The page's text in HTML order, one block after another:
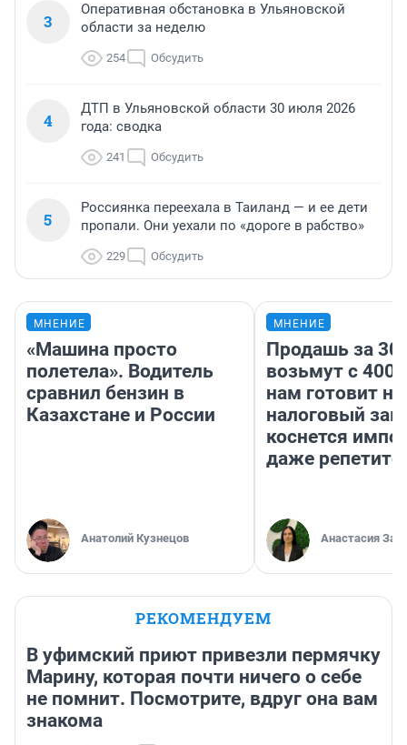
3
Оперативная обстановка в Ульяновской
области за неделю
254 Обсудить
4
ДТП в Ульяновской области 30 июля 2026
года: сводка
241 Обсудить
5
Россиянка переехала в Таиланд — и ее дети
пропали. Они уехали по «дороге в рабство»
229 Обсудить
МНЕНИЕ
«Машина просто
полетела». Водитель
сравнил бензин в
Казахстане и России
Анатолий Кузнецов
МНЕНИЕ
Продашь за
возьмут с
нам готовит
налоговый
коснется
даже
Анастасия
РЕКОМЕНДУЕМ
В уфимский приют привезли пермячку
Марину, которая почти ничего о себе
не помнит. Посмотрите, вдруг она вам
знакома